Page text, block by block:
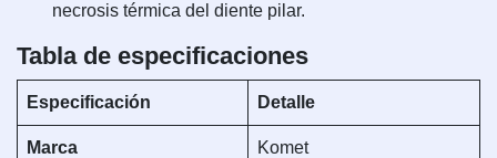
necrosis térmica del diente pilar.
Tabla de especificaciones
Especificación Detalle
Marca Komet